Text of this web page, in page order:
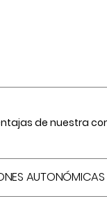
de nuestra
AUTONÓMICAS